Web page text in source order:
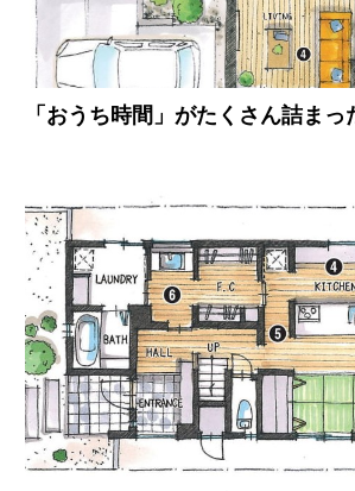
「おうち時間」がたくさん詰まっ